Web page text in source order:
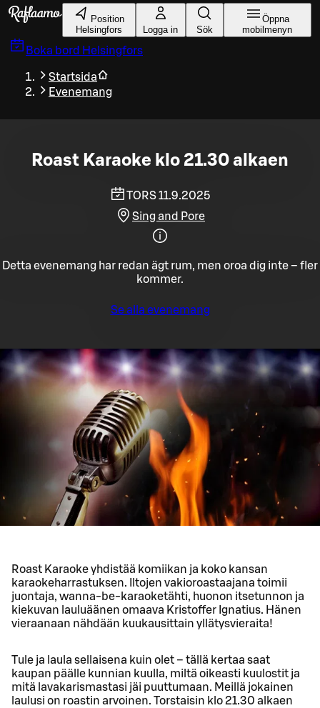
Gå till huvudinnehållet
Position
Helsingfors
Logga in Sök
Öppna
mobilmenyn
Boka bord Helsingfors
Startsida
Evenemang
Roast Karaoke klo 21.30 alkaen
TORS 11.9.2025
Sing and Pore
Detta evenemang har redan ägt rum, men oroa dig inte – fler
kommer.
Se alla evenemang
Roast Karaoke yhdistää komiikan ja koko kansan
karaokeharrastuksen. Iltojen vakioroastaajana toimii
juontaja, wanna-be-karaoketähti, huonon itsetunnon ja
kiekuvan lauluäänen omaava Kristoffer Ignatius. Hänen
vieraanaan nähdään kuukausittain yllätysvieraita!
Tule ja laula sellaisena kuin olet – tällä kertaa saat
kaupan päälle kunnian kuulla, miltä oikeasti kuulostit ja
mitä lavakarismastasi jäi puuttumaan. Meillä jokainen
laulusi on roastin arvoinen. Torstaisin klo 21.30 alkaen